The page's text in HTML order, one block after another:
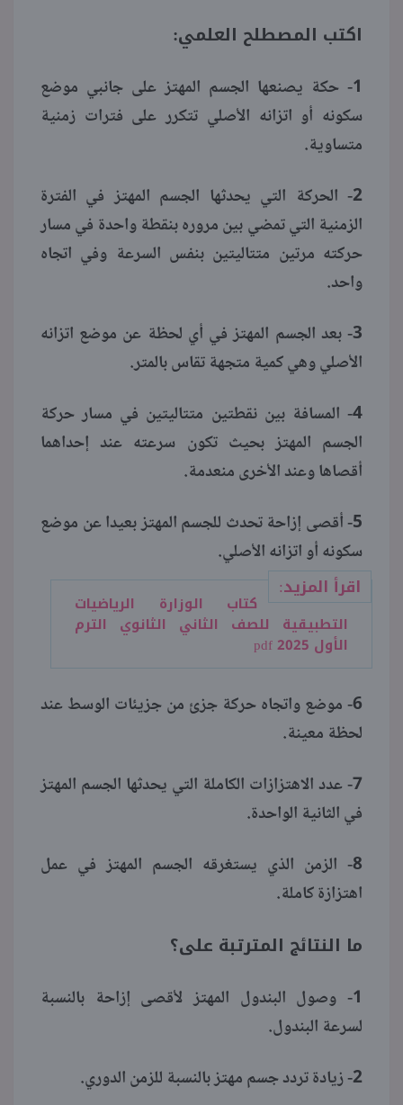
اكتب المصطلح العلمي:
1- حكة يصنعها الجسم المهتز على جانبي موضع
سكونه أو اتزانه الأصلي تتكرر على فترات زمنية
متساوية.
2- الحركة التي يحدثها الجسم المهتز في الفترة
الزمنية التي تمضي بين مروره بنقطة واحدة في مسار
حركته مرتين متتاليتين بنفس السرعة وفي اتجاه
واحد.
3- بعد الجسم المهتز في أي لحظة عن موضع اتزانه
الأصلي وهي كمية متجهة تقاس بالمتر.
4- المسافة بين نقطتين متتاليتين في مسار حركة
الجسم المهتز بحيث تكون سرعته عند إحداهما
أقصاها وعند الأخرى منعدمة.
5- أقصى إزاحة تحدث للجسم المهتز بعيدا عن موضع
سكونه أو اتزانه الأصلي.
اقرأ المزيد:
كتاب الوزارة الرياضيات
التطبيقية للصف الثاني الثانوي الترم
الأول pdf 2025
6- موضع واتجاه حركة جزئ من جزيئات الوسط عند
لحظة معينة.
7- عدد الاهتزازات الكاملة التي يحدثها الجسم المهتز
في الثانية الواحدة.
8- الزمن الذي يستغرقه الجسم المهتز في عمل
اهتزازة كاملة.
ما النتائج المترتبة على؟
1- وصول البندول المهتز لأقصى إزاحة بالنسبة
لسرعة البندول.
2- زيادة تردد جسم مهتز بالنسبة للزمن الدوري.